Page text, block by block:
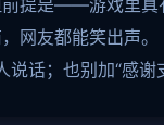
提是——游戏里真
网友都能笑出声。
说话；也别加“感